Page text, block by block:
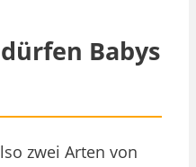
Babys
zwei Arten von